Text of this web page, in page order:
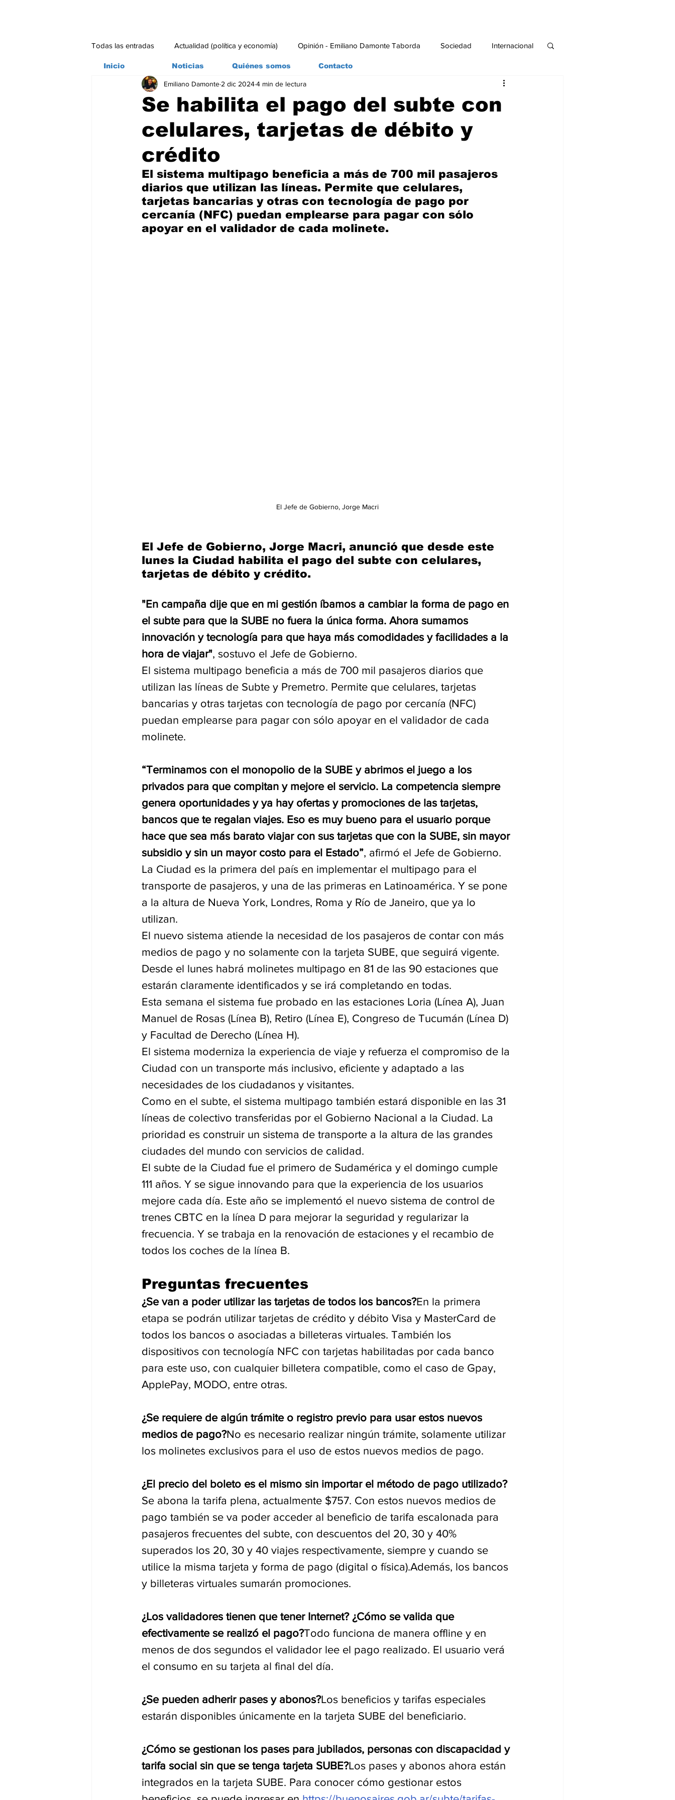
Todas las entradas Actualidad (política y economía) Opinión - Emiliano Damonte Taborda Sociedad Internacional
Ambiente Editorial Economía y Producción
Se habilita el pago del subte con
celulares, tarjetas de débito y
crédito
Emiliano Damonte 2 dic 20244 min de lectura
El sistema multipago beneficia a más de 700 mil pasajeros
diarios que utilizan las líneas. Permite que celulares,
tarjetas bancarias y otras con tecnología de pago por
cercanía (NFC) puedan emplearse para pagar con sólo
apoyar en el validador de cada molinete.
El Jefe de Gobierno, Jorge Macri
El Jefe de Gobierno, Jorge Macri, anunció que desde este
lunes la Ciudad habilita el pago del subte con celulares,
tarjetas de débito y crédito.
"En campaña dije que en mi gestión íbamos a cambiar la forma de pago en
el subte para que la SUBE no fuera la única forma. Ahora sumamos
innovación y tecnología para que haya más comodidades y facilidades a la
hora de viajar", sostuvo el Jefe de Gobierno.
El sistema multipago beneficia a más de 700 mil pasajeros diarios que
utilizan las líneas de Subte y Premetro. Permite que celulares, tarjetas
bancarias y otras tarjetas con tecnología de pago por cercanía (NFC)
puedan emplearse para pagar con sólo apoyar en el validador de cada
molinete.
“Terminamos con el monopolio de la SUBE y abrimos el juego a los
privados para que compitan y mejore el servicio. La competencia siempre
genera oportunidades y ya hay ofertas y promociones de las tarjetas,
bancos que te regalan viajes. Eso es muy bueno para el usuario porque
hace que sea más barato viajar con sus tarjetas que con la SUBE, sin mayor
subsidio y sin un mayor costo para el Estado”, afirmó el Jefe de Gobierno.
La Ciudad es la primera del país en implementar el multipago para el
transporte de pasajeros, y una de las primeras en Latinoamérica. Y se pone
a la altura de Nueva York, Londres, Roma y Río de Janeiro, que ya lo
utilizan.
El nuevo sistema atiende la necesidad de los pasajeros de contar con más
medios de pago y no solamente con la tarjeta SUBE, que seguirá vigente.
Desde el lunes habrá molinetes multipago en 81 de las 90 estaciones que
estarán claramente identificados y se irá completando en todas.
Esta semana el sistema fue probado en las estaciones Loria (Línea A), Juan
Manuel de Rosas (Línea B), Retiro (Línea E), Congreso de Tucumán (Línea D)
y Facultad de Derecho (Línea H).
El sistema moderniza la experiencia de viaje y refuerza el compromiso de la
Ciudad con un transporte más inclusivo, eficiente y adaptado a las
necesidades de los ciudadanos y visitantes.
Como en el subte, el sistema multipago también estará disponible en las 31
líneas de colectivo transferidas por el Gobierno Nacional a la Ciudad. La
prioridad es construir un sistema de transporte a la altura de las grandes
ciudades del mundo con servicios de calidad.
El subte de la Ciudad fue el primero de Sudamérica y el domingo cumple
111 años. Y se sigue innovando para que la experiencia de los usuarios
mejore cada día. Este año se implementó el nuevo sistema de control de
trenes CBTC en la línea D para mejorar la seguridad y regularizar la
frecuencia. Y se trabaja en la renovación de estaciones y el recambio de
todos los coches de la línea B.
Preguntas frecuentes
¿Se van a poder utilizar las tarjetas de todos los bancos?En la primera
etapa se podrán utilizar tarjetas de crédito y débito Visa y MasterCard de
todos los bancos o asociadas a billeteras virtuales. También los
dispositivos con tecnología NFC con tarjetas habilitadas por cada banco
para este uso, con cualquier billetera compatible, como el caso de Gpay,
ApplePay, MODO, entre otras.
¿Se requiere de algún trámite o registro previo para usar estos nuevos
medios de pago?No es necesario realizar ningún trámite, solamente utilizar
los molinetes exclusivos para el uso de estos nuevos medios de pago.
¿El precio del boleto es el mismo sin importar el método de pago utilizado?
Se abona la tarifa plena, actualmente $757. Con estos nuevos medios de
pago también se va poder acceder al beneficio de tarifa escalonada para
pasajeros frecuentes del subte, con descuentos del 20, 30 y 40%
superados los 20, 30 y 40 viajes respectivamente, siempre y cuando se
utilice la misma tarjeta y forma de pago (digital o física).Además, los bancos
y billeteras virtuales sumarán promociones.
¿Los validadores tienen que tener Internet? ¿Cómo se valida que
efectivamente se realizó el pago?Todo funciona de manera offline y en
menos de dos segundos el validador lee el pago realizado. El usuario verá
el consumo en su tarjeta al final del día.
¿Se pueden adherir pases y abonos?Los beneficios y tarifas especiales
estarán disponibles únicamente en la tarjeta SUBE del beneficiario.
¿Cómo se gestionan los pases para jubilados, personas con discapacidad y
tarifa social sin que se tenga tarjeta SUBE?Los pases y abonos ahora están
integrados en la tarjeta SUBE. Para conocer cómo gestionar estos
Inicio Noticias Quiénes somos Contacto